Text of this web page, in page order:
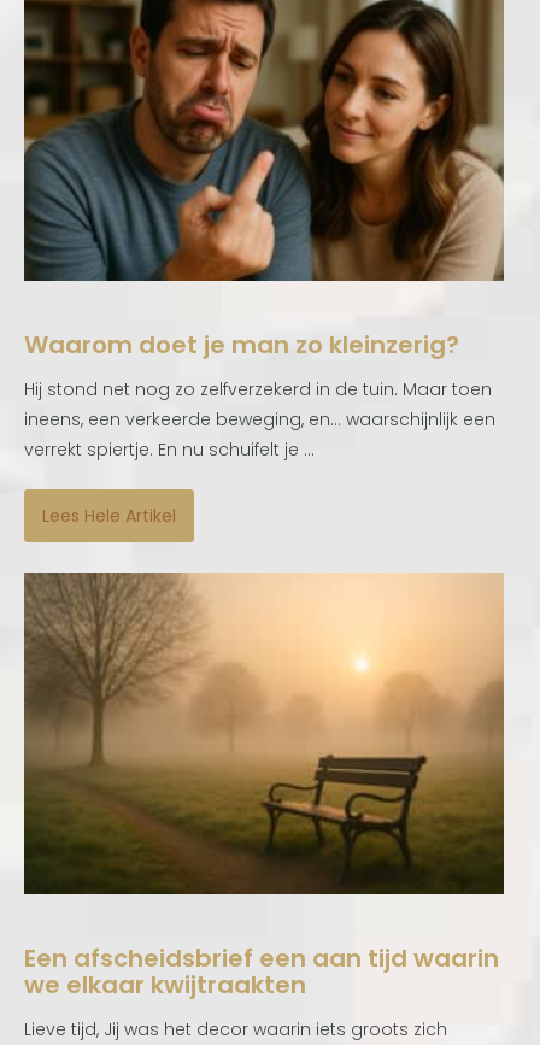
Waarom doet je man zo kleinzerig?
Hij stond net nog zo zelfverzekerd in de tuin. Maar toen
ineens, een verkeerde beweging, en… waarschijnlijk een
verrekt spiertje. En nu schuifelt je ...
Lees Hele Artikel
Een afscheidsbrief een aan tijd waarin
we elkaar kwijtraakten
Lieve tijd, Jij was het decor waarin iets groots zich